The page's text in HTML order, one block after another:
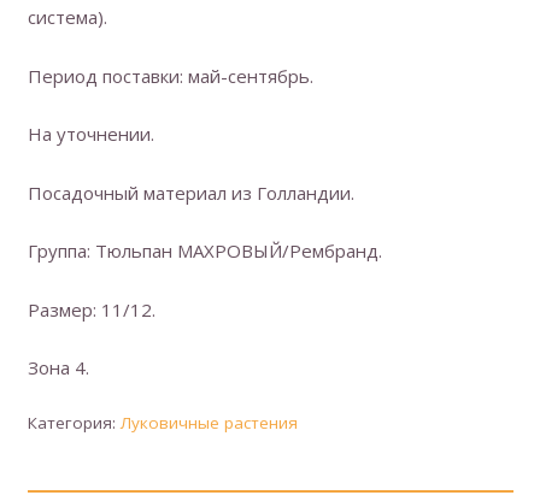
система).
Период поставки: май-сентябрь.
На уточнении.
Посадочный материал из Голландии.
Группа: Тюльпан МАХРОВЫЙ/Рембранд.
Размер: 11/12.
Зона 4.
Категория:Луковичные растения